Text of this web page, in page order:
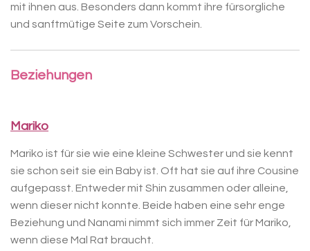
mit ihnen aus. Besonders dann kommt ihre fürsorgliche
und sanftmütige Seite zum Vorschein.
Beziehungen
Mariko
Mariko ist für sie wie eine kleine Schwester und sie kennt
sie schon seit sie ein Baby ist. Oft hat sie auf ihre Cousine
aufgepasst. Entweder mit Shin zusammen oder alleine,
wenn dieser nicht konnte. Beide haben eine sehr enge
Beziehung und Nanami nimmt sich immer Zeit für Mariko,
wenn diese Mal Rat braucht.